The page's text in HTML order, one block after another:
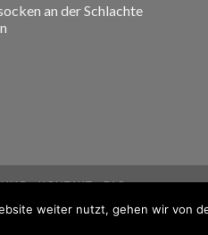
an der Schlachte
KONTAKT FAQ
weiter nutzt, gehen wir von